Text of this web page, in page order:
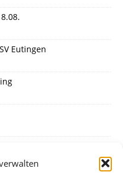
Eutingen